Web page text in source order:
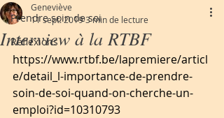
Prendre soin de soi
Réflexions
Interview à la RTBF
Geneviève
11 sept. 20193 min de lecture
https://www.rtbf.be/lapremiere/articl
e/detail_l-importance-de-prendre-
soin-de-soi-quand-on-cherche-un-
emploi?id=10310793